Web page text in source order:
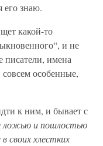
его знаю.
какой-то
и не
имена
особенные,
к ним, и бывает с
ложью и пошлостью
своих хлестких